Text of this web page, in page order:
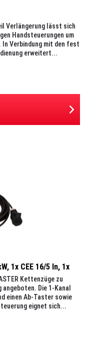
Verlängerung lässt sich
Handsteuerungen um
In Verbindung mit den fest
erweitert...
1x CEE 16/5 In, 1x
Kettenzüge zu
Die 1-Kanal
einen Ab-Taster sowie
eignet sich...